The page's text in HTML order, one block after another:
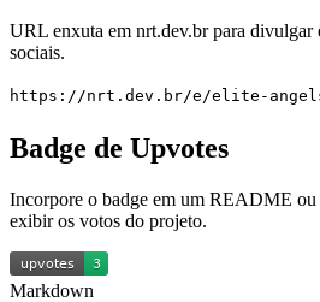
URL enxuta em nrt.dev.brpara divulgar
sociais.
https://nrt.dev.br/e/elite-
Badge de Upvotes
Incorpore o badge em um README
exibir os votos do projeto.
Markdown